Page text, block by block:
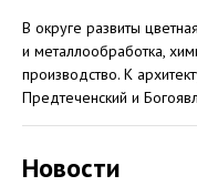
В округе развиты
и металлообработка,
производство. К
Предтеченский и
Новости